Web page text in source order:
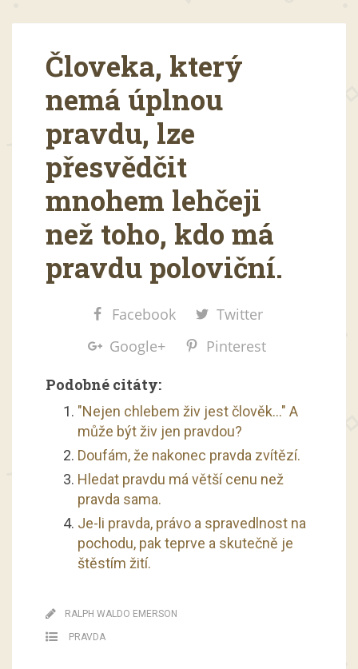
Človeka, který
nemá úplnou
pravdu, lze
přesvědčit
mnohem lehčeji
než toho, kdo má
pravdu poloviční.
Facebook
Twitter
Google+
Pinterest
Podobné citáty:
"Nejen chlebem živ jest člověk…" A
může být živ jen pravdou?
Doufám, že nakonec pravda zvítězí.
Hledat pravdu má větší cenu než
pravda sama.
Je-li pravda, právo a spravedlnost na
pochodu, pak teprve a skutečně je
štěstím žití.
RALPH WALDO EMERSON
PRAVDA